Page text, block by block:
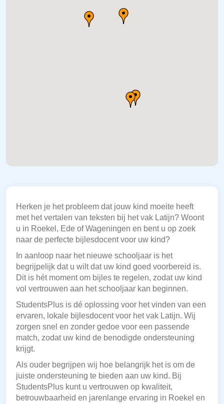
Herken je het probleem dat jouw kind moeite heeft
met het vertalen van teksten bij het vak Latijn? Woont
u in Roekel, Ede of Wageningen en bent u op zoek
naar de perfecte bijlesdocent voor uw kind?
In aanloop naar het nieuwe schooljaar is het
begrijpelijk dat u wilt dat uw kind goed voorbereid is.
Dit is hét moment om bijles te regelen, zodat uw kind
vol vertrouwen aan het schooljaar kan beginnen.
StudentsPlus is dé oplossing voor het vinden van een
ervaren, lokale bijlesdocent voor het vak Latijn. Wij
zorgen snel en zonder gedoe voor een passende
match, zodat uw kind de benodigde ondersteuning
krijgt.
Als ouder begrijpen wij hoe belangrijk het is om de
juiste ondersteuning te bieden aan uw kind. Bij
StudentsPlus kunt u vertrouwen op kwaliteit,
betrouwbaarheid en jarenlange ervaring in Roekel en